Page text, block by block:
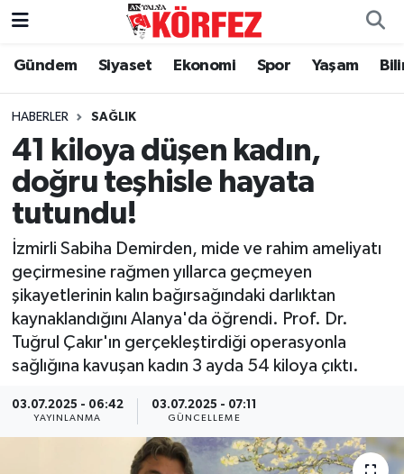
Gündem Siyaset Ekonomi Spor Yaşam
HABERLER SAĞLIK
41 kiloya düşen kadın,
doğru teşhisle hayata
tutundu!
İzmirli Sabiha Demirden, mide ve rahim ameliyatı
geçirmesine rağmen yıllarca geçmeyen
şikayetlerinin kalın bağırsağındaki darlıktan
kaynaklandığını Alanya'da öğrendi. Prof. Dr.
Tuğrul Çakır'ın gerçekleştirdiği operasyonla
sağlığına kavuşan kadın 3 ayda 54 kiloya çıktı.
03.07.2025 - 06:42
YAYINLANMA
03.07.2025 - 07:11
GÜNCELLEME
Gündem
Siyaset
Yerel Yönetim
Ekonomi
Spor
Yaşam
Asayiş
Eğitim
Nöbetçi Eczaneler
Hava Durumu
Trafik Durumu
Süper Lig Puan Durumu ve Fikstür
Tüm Manşetler
Son Dakika Haberleri
Haber Arşivi